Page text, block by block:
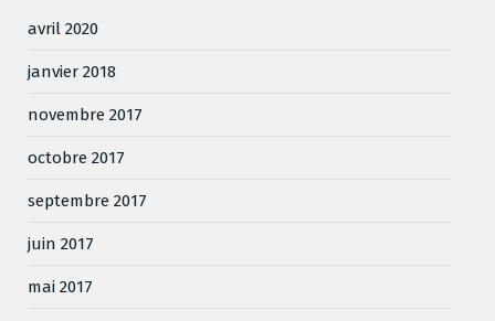
avril 2020
janvier 2018
novembre 2017
octobre 2017
septembre 2017
juin 2017
mai 2017